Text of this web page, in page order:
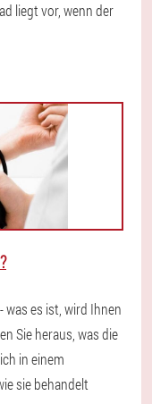
liegt vor, wenn der
es ist, wird Ihnen
Sie heraus, was die
in einem
sie behandelt